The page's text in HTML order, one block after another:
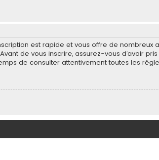
est rapide et vous offre de
de vous inscrire, assurez-vous d’avoir
de consulter attentivement toutes les